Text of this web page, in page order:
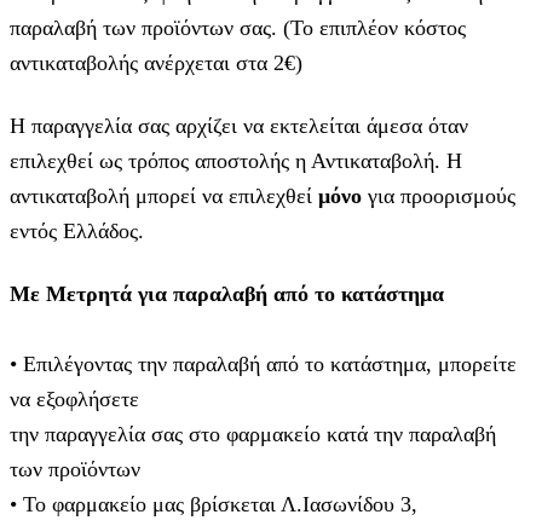
παραλαβή των προϊόντων σας. (Το επιπλέον κόστος
αντικαταβολής ανέρχεται στα 2€)
Η παραγγελία σας αρχίζει να εκτελείται άμεσα όταν
επιλεχθεί ως τρόπος αποστολής η Αντικαταβολή. Η
αντικαταβολή μπορεί να επιλεχθεί μόνο για προορισμούς
εντός Ελλάδος.
Με Μετρητά για παραλαβή από το κατάστημα
• Επιλέγοντας την παραλαβή από το κατάστημα, μπορείτε
να εξοφλήσετε
την παραγγελία σας στο φαρμακείο κατά την παραλαβή
των προϊόντων
• Το φαρμακείο μας βρίσκεται Λ.Ιασωνίδου 3,